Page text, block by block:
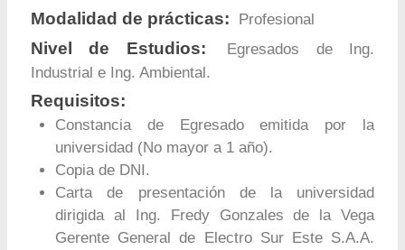
Modalidad de prácticas: Profesional
Nivel de Estudios:
Egresados de Ing.
Industrial e Ing. Ambiental.
Requisitos:
Constancia de Egresado emitida por la
universidad (No mayor a 1 año).
Copia de DNI.
Carta de presentación de la universidad
dirigida al Ing. Fredy Gonzales de la Vega
Gerente General de Electro Sur Este S.A.A.